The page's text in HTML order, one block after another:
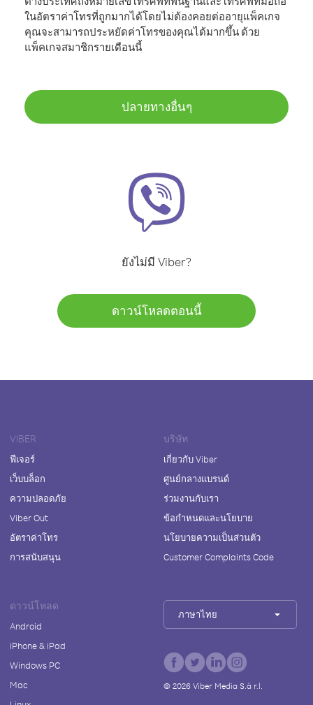
ในอัตราค่าโทรที่ถูกมากได้โดยไม่ต้องคอยต่ออายุแพ็คเกจ
คุณจะสามารถประหยัดค่าโทรของคุณได้มากขึ้น ด้วย
แพ็คเกจสมาชิกรายเดือนนี้
ปลายทางอื่นๆ
ยังไม่มี Viber?
ดาวน์โหลดตอนนี้
VIBER
ฟีเจอร์
เว็บบล็อก
ความปลอดภัย
Viber Out
อัตราค่าโทร
การสนับสนุน
บริษัท
เกี่ยวกับ Viber
ศูนย์กลางแบรนด์
ร่วมงานกับเรา
ข้อกำหนดและนโยบาย
นโยบายความเป็นส่วนตัว
Customer Complaints Code
ดาวน์โหลด
Android
iPhone & iPad
Windows PC
Mac
ภาษาไทย
© 2026Viber Media S.à r.l.